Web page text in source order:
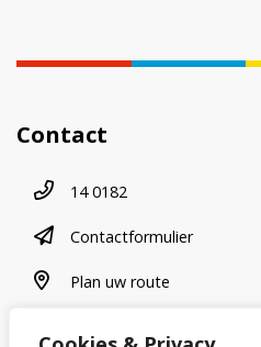
Contact
Telefoonnummer
14 0182
contactformulier
Contactformulier
plan uw route
Plan uw route